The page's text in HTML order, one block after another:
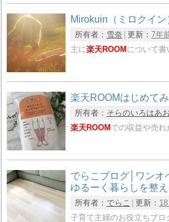
Mirokuin（ミロクイ
所有者： 雪奈 更新： 7年
主に楽天ROOM について書
楽天ROOMはじめて
所有者： そらのいろはあお
楽天ROOM での収益や売れ
でらこブログ│ワンオ
ゆるーく暮らしを整
所有者： でらこ 更新：
子育て主婦のお役立ちブ